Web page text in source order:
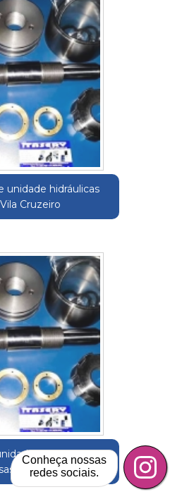
unidade hidráulicas
Cruzeiro
hidráulicas para
itatiaia
Conheça nossas
redes sociais.